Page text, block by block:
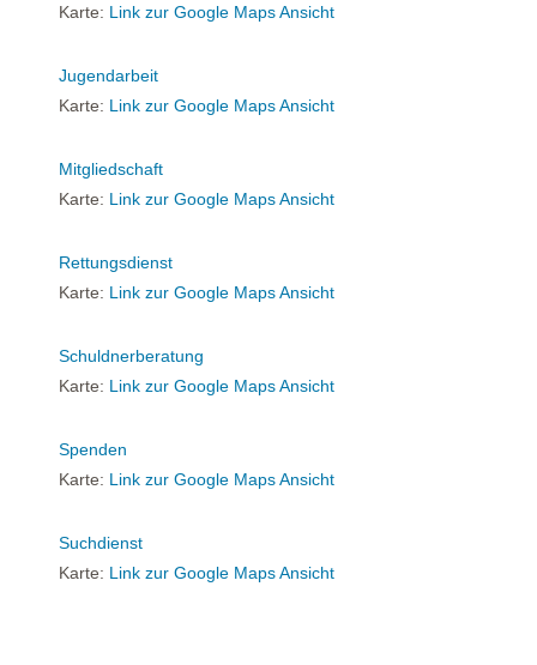
Karte: Link zur Google Maps Ansicht
Jugendarbeit
Karte: Link zur Google Maps Ansicht
Mitgliedschaft
Karte: Link zur Google Maps Ansicht
Rettungsdienst
Karte: Link zur Google Maps Ansicht
Schuldnerberatung
Karte: Link zur Google Maps Ansicht
Spenden
Karte: Link zur Google Maps Ansicht
Suchdienst
Karte: Link zur Google Maps Ansicht